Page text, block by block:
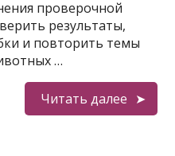
проверочной
результаты,
и повторить темы
…
Читать далее